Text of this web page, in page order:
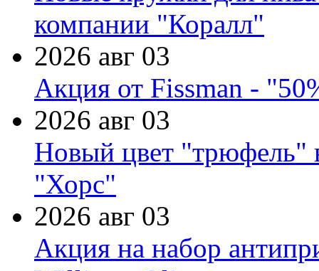
компании "Коралл"
2026 авг 03
Акция от Fissman -
2026 авг 03
Новый цвет "трюфель"
"Хорс"
2026 авг 03
Акция на набор